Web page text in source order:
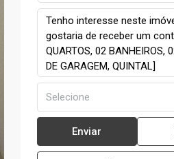
Selecione
Enviar